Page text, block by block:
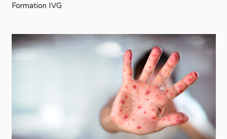
Formation IVG